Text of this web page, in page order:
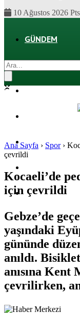
10 Ağustos 2026 Pts
GÜNDEM
SPOR
SAĞLIK
Ana Sayfa › Spor›
çevrildi
Kocaeli’de
için çevrildi
Gebze’de
yaşındaki
gününde
anıldı.
anısına Kent
çevrilirken,